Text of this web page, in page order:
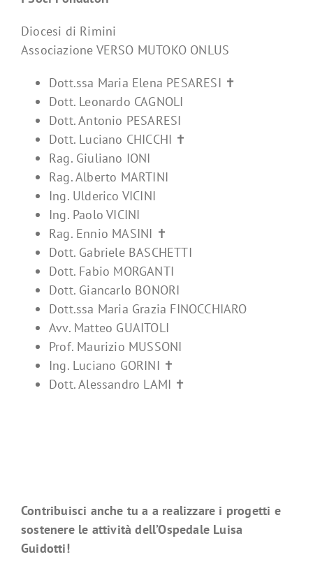
Diocesi di Rimini
Associazione VERSO MUTOKO ONLUS
Dott.ssa Maria Elena PESARESI ✝
Dott. Leonardo CAGNOLI
Dott. Antonio PESARESI
Dott. Luciano CHICCHI ✝
Rag. Giuliano IONI
Rag. Alberto MARTINI
Ing. Ulderico VICINI
Ing. Paolo VICINI
Rag. Ennio MASINI ✝
Dott. Gabriele BASCHETTI
Dott. Fabio MORGANTI
Dott. Giancarlo BONORI
Dott.ssa Maria Grazia FINOCCHIARO
Avv. Matteo GUAITOLI
Prof. Maurizio MUSSONI
Ing. Luciano GORINI ✝
Dott. Alessandro LAMI ✝
Contribuisci anche tu a a realizzare i progetti e
sostenere le attività dell’Ospedale Luisa
Guidotti!